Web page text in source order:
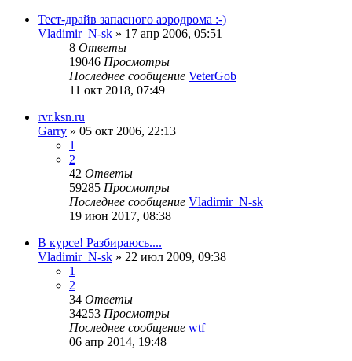
Тест-драйв запасного аэродрома :-)
Vladimir_N-sk » 17 апр 2006, 05:51
8 Ответы
19046 Просмотры
Последнее сообщение VeterGob
11 окт 2018, 07:49
rvr.ksn.ru
Garry » 05 окт 2006, 22:13
1
2
42 Ответы
59285 Просмотры
Последнее сообщение Vladimir_N-sk
19 июн 2017, 08:38
В курсе! Разбираюсь....
Vladimir_N-sk » 22 июл 2009, 09:38
1
2
34 Ответы
34253 Просмотры
Последнее сообщение wtf
06 апр 2014, 19:48